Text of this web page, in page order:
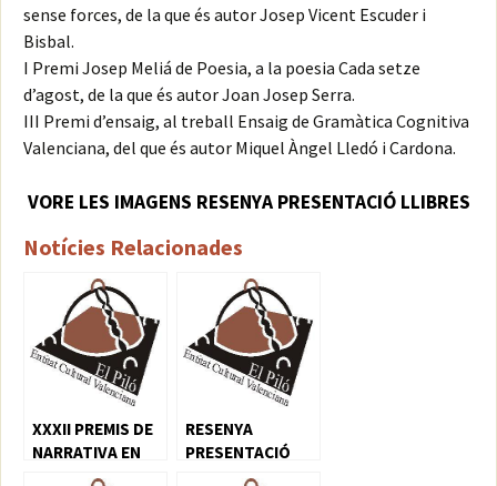
sense forces, de la que és autor Josep Vicent Escuder i
Bisbal.
I Premi Josep Meliá de Poesia, a la poesia Cada setze
d’agost, de la que és autor Joan Josep Serra.
III Premi d’ensaig, al treball Ensaig de Gramàtica Cognitiva
Valenciana, del que és autor Miquel Àngel Lledó i Cardona.
VORE LES IMAGENS RESENYA PRESENTACIÓ LLIBRES
Notícies Relacionades
XXXII PREMIS DE
NARRATIVA EN
LLENGUA
RESENYA
PRESENTACIÓ